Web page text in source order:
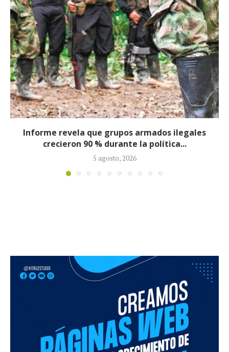
Consejo de Estado suspende de manera
provisional designación de Salvatore
como...
4 agosto, 2026